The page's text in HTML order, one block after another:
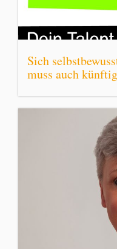
Sich
muss auch